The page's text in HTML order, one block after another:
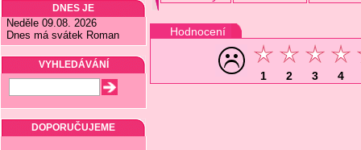
DNES JE
Neděle 09.08. 2026
Dnes má svátek Roman
VYHLEDÁVÁNÍ
DOPORUČUJEME
Hodnocení
1 2 3 4